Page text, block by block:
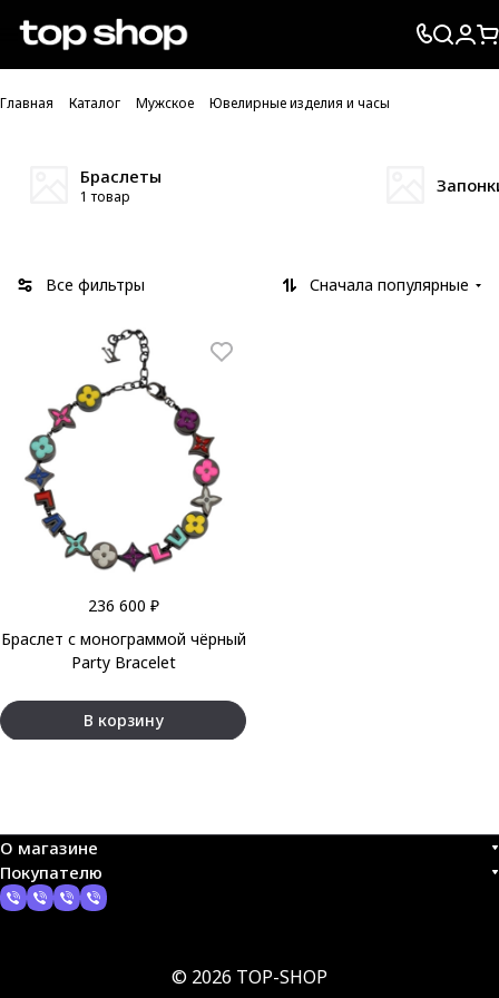
Проверка хлебных крошек
Главная Каталог Мужское Ювелирные изделия и часы
Браслеты
1 товар
Все фильтры Сначала популярные
236 600 ₽
Браслет с монограммой чёрный
Party Bracelet
В корзину
О магазине
Покупателю
© 2026 TOP-SHOP